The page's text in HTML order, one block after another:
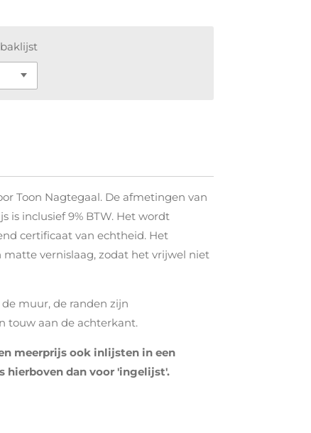
Toon Nagtegaal. De afmetingen van
is inclusief 9% BTW. Het wordt
certificaat van echtheid. Het
matte vernislaag, zodat het vrijwel niet
muur, de randen zijn
touw aan de achterkant.
meerprijs ook inlijsten in een
hierboven dan voor 'ingelijst'.